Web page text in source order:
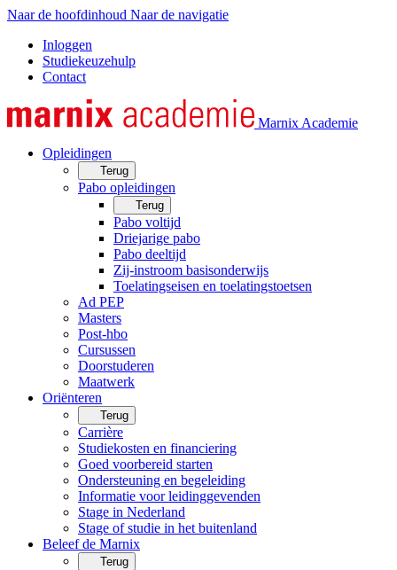
Naar de hoofdinhoud Naar de navigatie
Inloggen
Studiekeuzehulp
Contact
Marnix Academie
Opleidingen
Terug
Pabo opleidingen
Terug
Pabo voltijd
Driejarige pabo
Pabo deeltijd
Zij-instroom basisonderwijs
Toelatingseisen en toelatingstoetsen
Ad PEP
Masters
Post-hbo
Cursussen
Doorstuderen
Maatwerk
Oriënteren
Terug
Carrière
Studiekosten en financiering
Goed voorbereid starten
Ondersteuning en begeleiding
Informatie voor leidinggevenden
Stage in Nederland
Stage of studie in het buitenland
Beleef de Marnix
Terug